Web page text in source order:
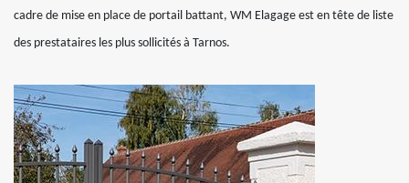
cadre de mise en place de portail battant, WM Elagage est en tête de liste
des prestataires les plus sollicités à Tarnos.